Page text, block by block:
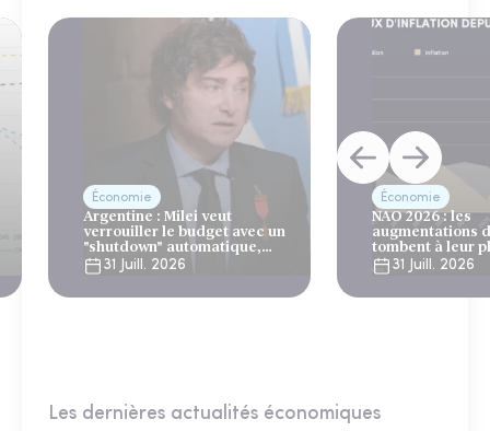
Économie
Argentine : Milei veut
verrouiller le budget avec un
"shutdown" automatique,
sous le regard bienveillant
du FMI
31 Juill. 2026
Économie
NAO 2026 : les
augmentations
tombent à leur
niveau depuis 4
31 Juill. 2026
Les dernières actualités économiques